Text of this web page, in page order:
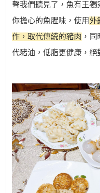
聲我們聽見了， 魚有王獨
你擔心的魚腥味，使用外
作，取代傳統的豬肉 ，
代豬油，低脂更健康，絕